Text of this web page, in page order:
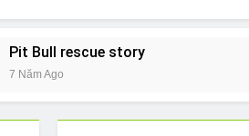
Pit Bull rescue story
7 Năm Ago